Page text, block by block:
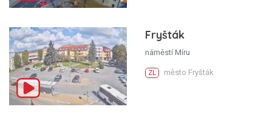
Fryšták
náměstí Míru
ZL město Fryšták